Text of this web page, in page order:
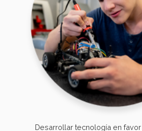
Desarrollar tecnología en